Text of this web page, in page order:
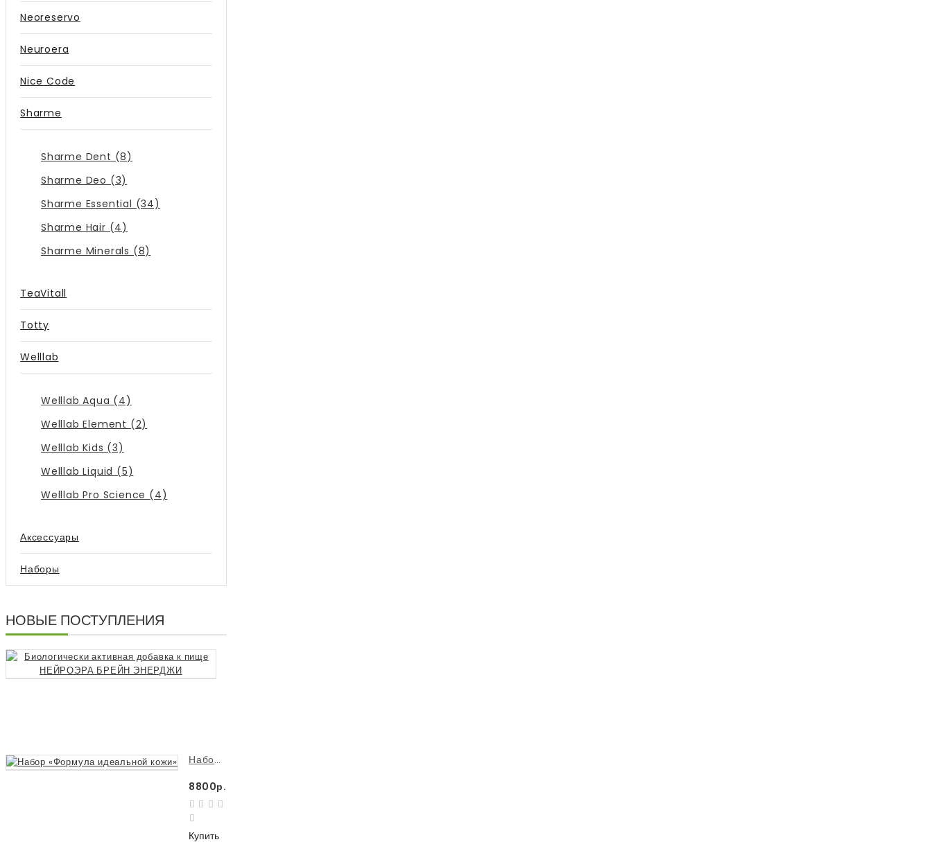
Neoreservo
Neuroera
Nice Code
Sharme
Sharme Dent (8)
Sharme Deo (3)
Sharme Essential (34)
Sharme Hair (4)
Sharme Minerals (8)
TeaVitall
Totty
Welllab
Welllab Aqua (4)
Welllab Element (2)
Welllab Kids (3)
Welllab Liquid (5)
Welllab Pro Science (4)
Аксессуары
Наборы
НОВЫЕ ПОСТУПЛЕНИЯ
Набор «Формула идеальной кожи»
8800р.
Купить